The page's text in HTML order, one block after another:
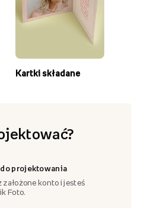
Kartki składane
projektowania
założone konto i jesteś
Foto.